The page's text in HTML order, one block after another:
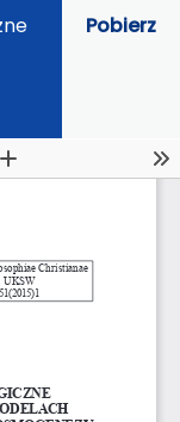
Pobierz